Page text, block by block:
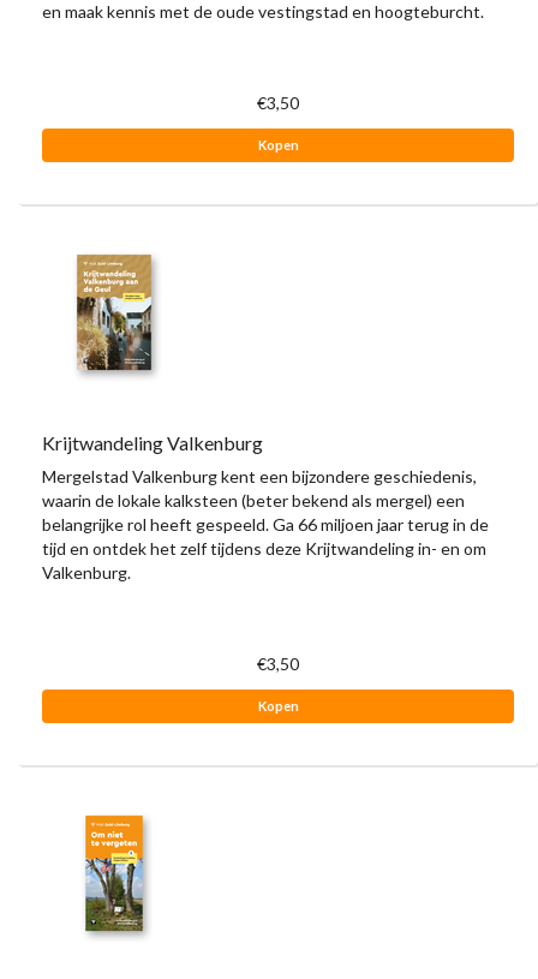
en maak kennis met de oude vestingstad en hoogteburcht.
€3,50
Kopen
Krijtwandeling Valkenburg
Mergelstad Valkenburg kent een bijzondere geschiedenis,
waarin de lokale kalksteen (beter bekend als mergel) een
belangrijke rol heeft gespeeld. Ga 66 miljoen jaar terug in de
tijd en ontdek het zelf tijdens deze Krijtwandeling in- en om
Valkenburg.
€3,50
Kopen